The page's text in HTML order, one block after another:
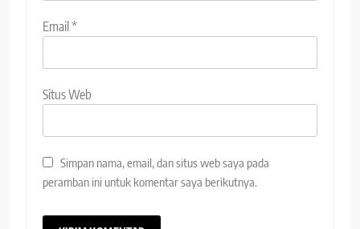
Email*
Situs Web
Simpan nama, email, dan situs web saya pada
peramban ini untuk komentar saya berikutnya.